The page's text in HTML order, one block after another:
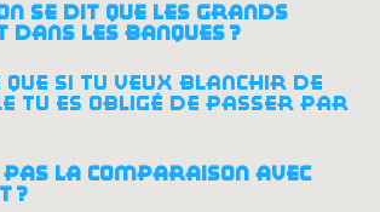
se dit que les grands
dans les banques ?
que si tu veux blanchir de
tu es obligé de passer par
la comparaison avec
?